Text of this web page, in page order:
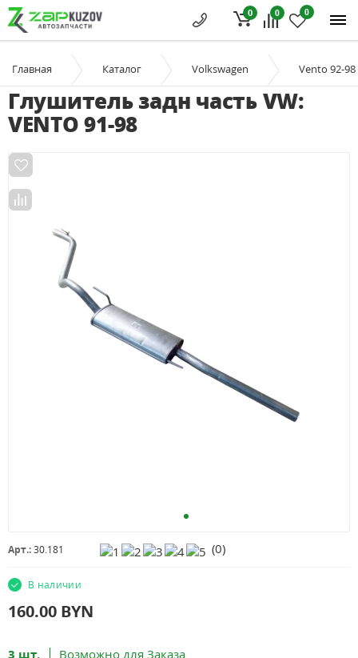
0 0
0
Главная Каталог Volkswagen Vento 92-98
Глушитель задн часть VW:
VENTO 91-98
Арт.:30.181 (0)
В наличии
160.00 BYN
3 шт. Возможно для Заказа